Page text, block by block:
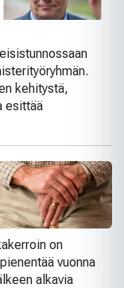
kehitystä,
esittää
on
vuonna
alkavia